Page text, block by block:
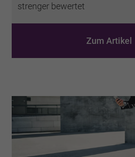
strenger bewertet
Zum Artikel